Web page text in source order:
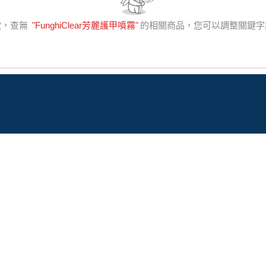
查無 "FunghiClear芳麗護甲噴霧" 的相關商品，您可以調整關鍵